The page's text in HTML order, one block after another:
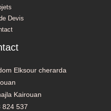
Devis
Elksour cherarda
Kairouan
824 537